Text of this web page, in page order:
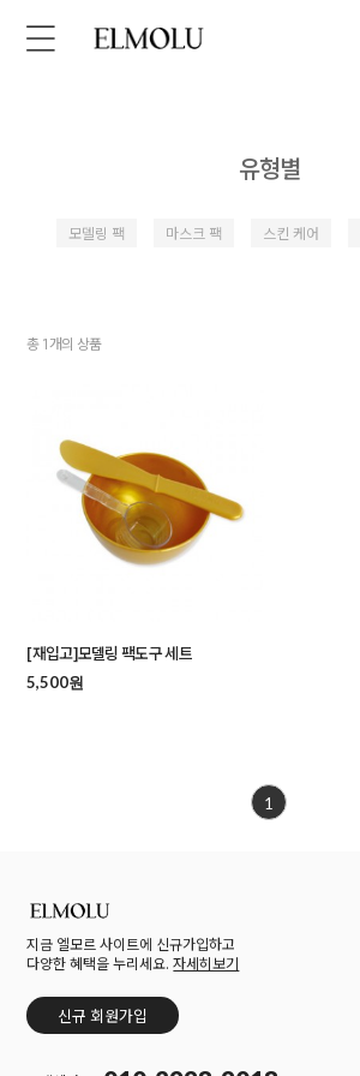
유형별
모델링 팩 마스크 팩 스킨 케어
총1개의 상품
[재입고]모델링 팩도구 세트
5,500원
1
지금 엘모르 사이트에 신규가입하고
다양한 혜택을 누리세요.자세히보기
신규 회원가입